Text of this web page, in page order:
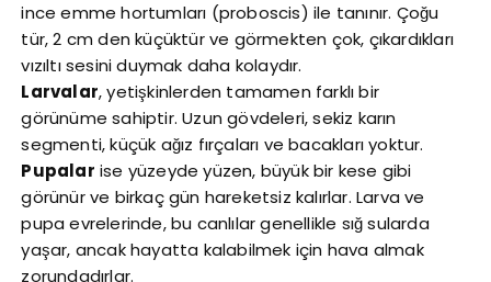
ince emme hortumları (proboscis) ile tanınır. Çoğu
tür, 2 cm den küçüktür ve görmekten çok, çıkardıkları
vızıltı sesini duymak daha kolaydır.
Larvalar, yetişkinlerden tamamen farklı bir
görünüme sahiptir. Uzun gövdeleri, sekiz karın
segmenti, küçük ağız fırçaları ve bacakları yoktur.
Pupalar ise yüzeyde yüzen, büyük bir kese gibi
görünür ve birkaç gün hareketsiz kalırlar. Larva ve
pupa evrelerinde, bu canlılar genellikle sığ sularda
yaşar, ancak hayatta kalabilmek için hava almak
zorundadırlar.